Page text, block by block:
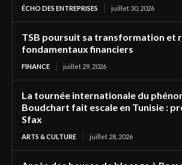
ÉCHO DES ENTREPRISES juillet 30, 2026
TSB poursuit sa transformation et
fondamentaux financiers
FINANCE juillet 29, 2026
La tournée internationale du
Boudchart fait escale en Tunisie :
Sfax
ARTS & CULTURE juillet 28, 2026